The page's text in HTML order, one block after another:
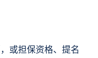
或担保资格、提名